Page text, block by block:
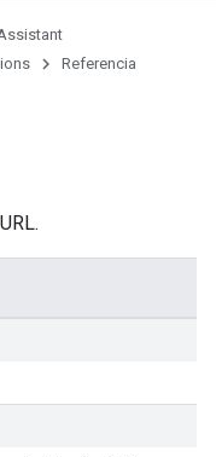
Referencia